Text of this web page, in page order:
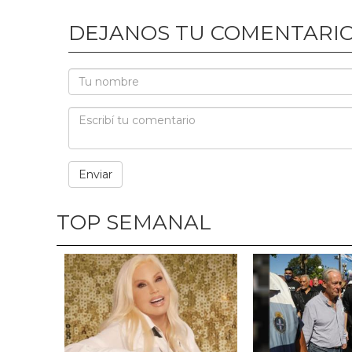
DEJANOS TU
TOP SEMANAL